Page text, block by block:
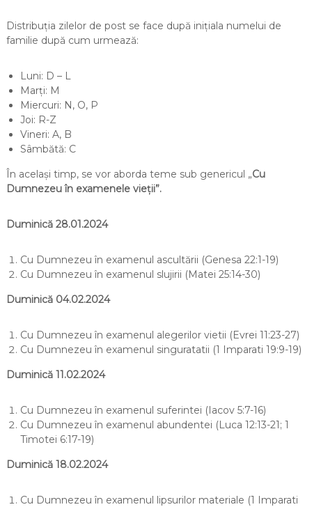
Distribuția zilelor de post se face după inițiala numelui de
familie după cum urmează:
Luni: D – L
Marți: M
Miercuri: N, O, P
Joi: R-Z
Vineri: A, B
Sâmbătă: C
În același timp, se vor aborda teme sub genericul „Cu
Dumnezeu în examenele vieții”.
Duminică 28.01.2024
Cu Dumnezeu în examenul ascultării (Genesa 22:1-19)
Cu Dumnezeu în examenul slujirii (Matei 25:14-30)
Duminică 04.02.2024
Cu Dumnezeu în examenul alegerilor vietii (Evrei 11:23-27)
Cu Dumnezeu în examenul singuratatii (1 Imparati 19:9-19)
Duminică 11.02.2024
Cu Dumnezeu în examenul suferintei (Iacov 5:7-16)
Cu Dumnezeu în examenul abundentei (Luca 12:13-21; 1
Timotei 6:17-19)
Duminică 18.02.2024
Cu Dumnezeu în examenul lipsurilor materiale (1 Imparati